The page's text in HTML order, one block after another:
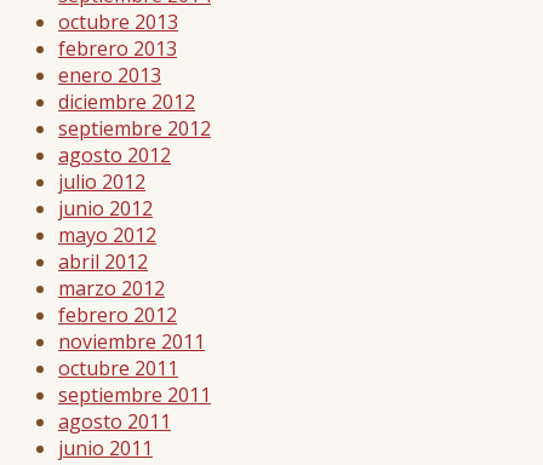
octubre 2013
febrero 2013
enero 2013
diciembre 2012
septiembre 2012
agosto 2012
julio 2012
junio 2012
mayo 2012
abril 2012
marzo 2012
febrero 2012
noviembre 2011
octubre 2011
septiembre 2011
agosto 2011
junio 2011